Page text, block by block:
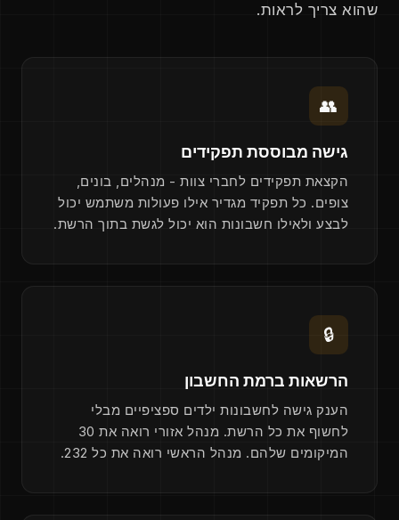
שהוא צריך לראות.
👥
גישה מבוססת תפקידים
הקצאת תפקידים לחברי צוות - מנהלים, בונים,
צופים. כל תפקיד מגדיר אילו פעולות משתמש יכול
לבצע ולאילו חשבונות הוא יכול לגשת בתוך הרשת.
🔒
הרשאות ברמת החשבון
הענק גישה לחשבונות ילדים ספציפיים מבלי
לחשוף את כל הרשת. מנהל אזורי רואה את 30
המיקומים שלהם. מנהל הראשי רואה את כל 232.